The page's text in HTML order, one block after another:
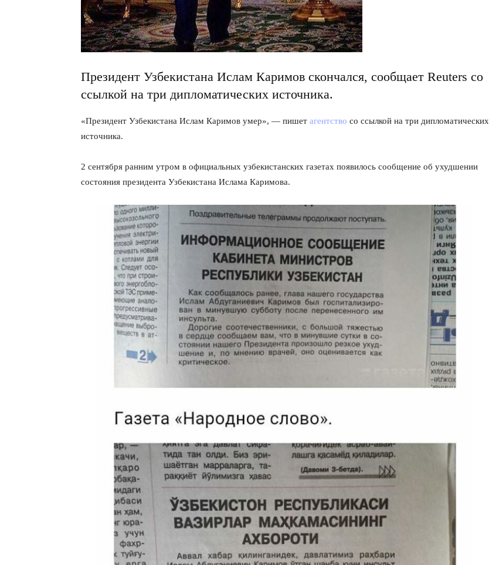
Президент Узбекистана Ислам Каримов скончался, сообщает Reuters со
ссылкой на три дипломатических источника.
«Президент Узбекистана Ислам Каримов умер», — пишет агентство со ссылкой на три дипломатических
источника.
2 сентября ранним утром в официальных узбекистанских газетах появилось сообщение об ухудшении
состояния президента Узбекистана Ислама Каримова.